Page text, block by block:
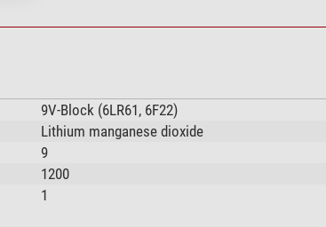
9V-Block (6LR61, 6F22)
Lithium manganese dioxide
9
1200
1